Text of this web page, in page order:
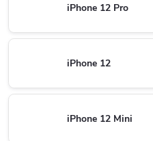
iPhone 12 Pro
iPhone 12
iPhone 12 Mini